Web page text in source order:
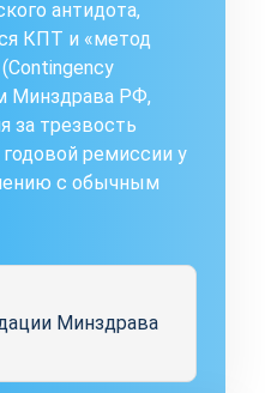
антидота,
КПТ и «метод
Минздрава РФ,
за трезвость
ремиссии у
с обычным
Минздрава